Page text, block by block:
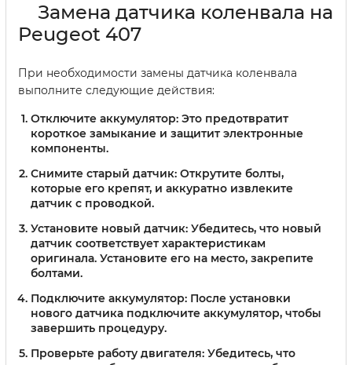
Замена датчика коленвала на
Peugeot 407
При необходимости замены датчика коленвала
выполните следующие действия:
Отключите аккумулятор: Это предотвратит
короткое замыкание и защитит электронные
компоненты.
Снимите старый датчик: Открутите болты,
которые его крепят, и аккуратно извлеките
датчик с проводкой.
Установите новый датчик: Убедитесь, что новый
датчик соответствует характеристикам
оригинала. Установите его на место, закрепите
болтами.
Подключите аккумулятор: После установки
нового датчика подключите аккумулятор, чтобы
завершить процедуру.
Проверьте работу двигателя: Убедитесь, что